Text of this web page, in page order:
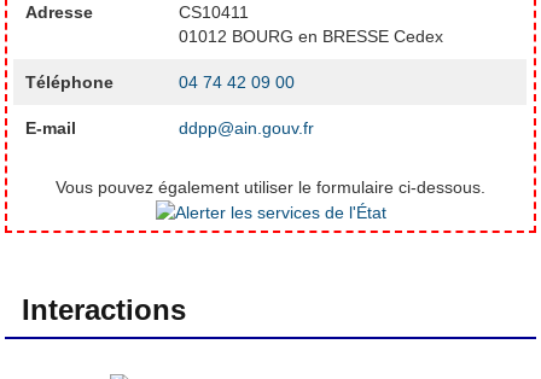
Adresse
CS10411
01012 BOURG en BRESSE Cedex
Téléphone 04 74 42 09 00
E-mail ddpp@ain.gouv.fr
Vous pouvez également utiliser le formulaire ci-dessous.
Interactions